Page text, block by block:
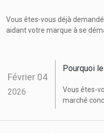
Vous êtes-vous déjà
aidant votre marque à se
Février 04
2026
Pourquoi
Vous êtes-
marché